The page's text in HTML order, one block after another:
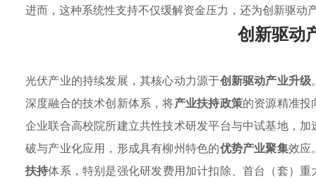
进而，这种系统性支持不仅缓解资金压力，还为创新驱
创新驱动
光伏产业的持续发展，其核心动力源于创新驱动产业升级
深度融合的技术创新体系，将产业扶持政策的资源精准投
企业联合高校院所建立共性技术研发平台与中试基地，
破与产业化应用，形成具有柳州特色的优势产业聚集效应
扶持体系，特别是强化研发费用加计扣除、首台（套）